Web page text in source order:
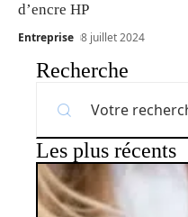
d’encre HP
Entreprise 8 juillet 2024
Recherche
Les plus récents